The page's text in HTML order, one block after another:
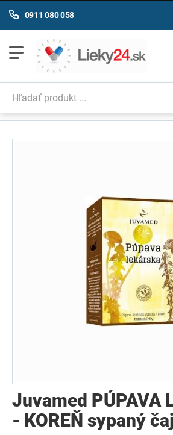
0911 080 058
Juvamed PÚPAVA
- KOREŇ sypaný